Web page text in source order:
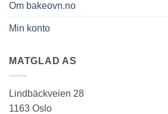
Om bakeovn.no
Min konto
MATGLAD AS
Lindbäckveien 28
1163 Oslo